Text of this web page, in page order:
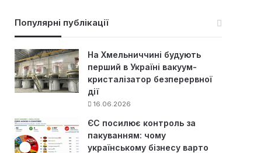
Популярні публікації
На Хмельниччині будують
перший в Україні вакуум-
кристалізатор безперервної
дії
16.06.2026
ЄС посилює контроль за
пакуванням: чому
українському бізнесу варто